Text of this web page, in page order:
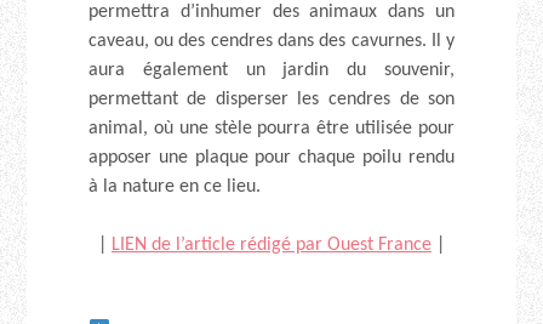
permettra d’inhumer des animaux dans un
caveau, ou des cendres dans des cavurnes. Il y
aura également un jardin du souvenir,
permettant de disperser les cendres de son
animal, où une stèle pourra être utilisée pour
apposer une plaque pour chaque poilu rendu
à la nature en ce lieu.
LIEN de l’article rédigé par Ouest France|